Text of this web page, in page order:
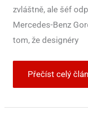
zvláštně, ale šéf
Mercedes-Benz
tom, že designéry
Přečíst celý